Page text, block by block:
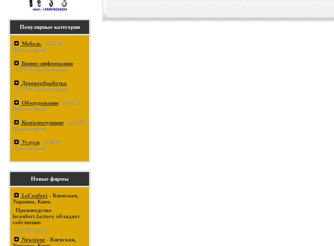
Популярные категории
Мебель (24236
Просмотров)
Бизнес-информация
(17875 Просмотров)
Деревообработка
(17764 Просмотров)
Оборудование (16372
Просмотров)
Комплектующие (16289
Просмотров)
Услуги (14867
Просмотров)
Новые фирмы
LeConfort - Киевская,
Украина, Киев.
Производство
leconfort.factory обладает
собственно
(03-19-2021)
Newstone - Киевская,